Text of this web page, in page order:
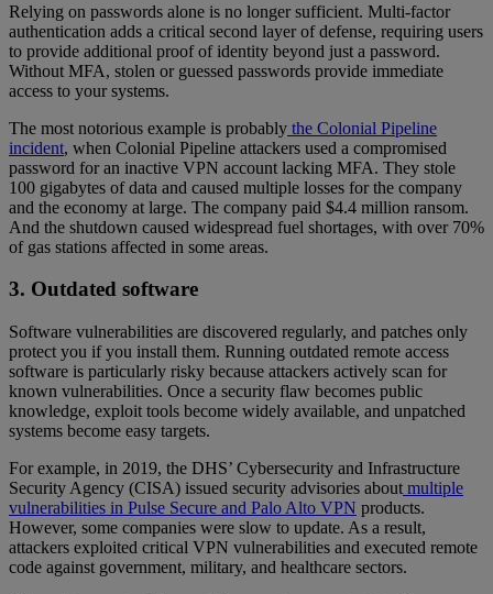
Relying on passwords alone is no longer sufficient. Multi-factor
authentication adds a critical second layer of defense, requiring users
to provide additional proof of identity beyond just a password.
Without MFA, stolen or guessed passwords provide immediate
access to your systems.
The most notorious example is probably the Colonial Pipeline
incident, when Colonial Pipeline attackers used a compromised
password for an inactive VPN account lacking MFA. They stole
100 gigabytes of data and caused multiple losses for the company
and the economy at large. The company paid $4.4 million ransom.
And the shutdown caused widespread fuel shortages, with over 70%
of gas stations affected in some areas.
3. Outdated software
Software vulnerabilities are discovered regularly, and patches only
protect you if you install them. Running outdated remote access
software is particularly risky because attackers actively scan for
known vulnerabilities. Once a security flaw becomes public
knowledge, exploit tools become widely available, and unpatched
systems become easy targets.
For example, in 2019, the DHS’ Cybersecurity and Infrastructure
Security Agency (CISA) issued security advisories about multiple
vulnerabilities in Pulse Secure and Palo Alto VPN products.
However, some companies were slow to update. As a result,
attackers exploited critical VPN vulnerabilities and executed remote
code against government, military, and healthcare sectors.